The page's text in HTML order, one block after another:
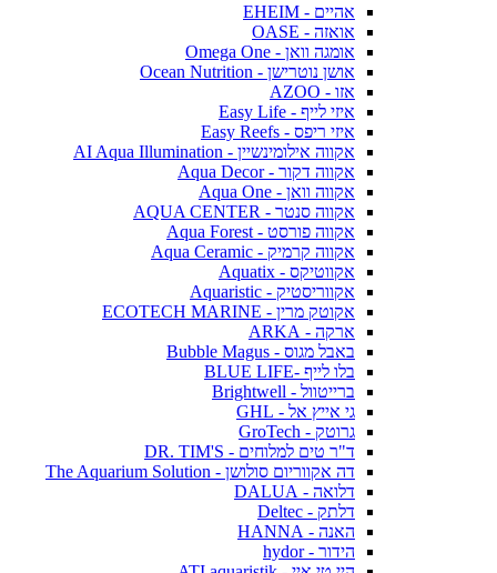
אהיים - EHEIM
אואזה - OASE
אומגה וואן - Omega One
אושן נוטרישן - Ocean Nutrition
אזו - AZOO
איזי לייף - Easy Life
איזי ריפס - Easy Reefs
אקווה אילומינשיין - AI Aqua Illumination
אקווה דקור - Aqua Decor
אקווה וואן - Aqua One
אקווה סנטר - AQUA CENTER
אקווה פורסט - Aqua Forest
אקווה קרמיק - Aqua Ceramic
אקווטיקס - Aquatix
אקווריסטיק - Aquaristic
אקוטק מרין - ECOTECH MARINE
ארקה - ARKA
באבל מגוס - Bubble Magus
בלו לייף -BLUE LIFE
ברייטוול - Brightwell
גי אייץ אל - GHL
גרוטק - GroTech
ד"ר טים למלוחים - DR. TIM'S
דה אקווריום סולושן - The Aquarium Solution
דלואה - DALUA
דלתק - Deltec
האנה - HANNA
הידור - hydor